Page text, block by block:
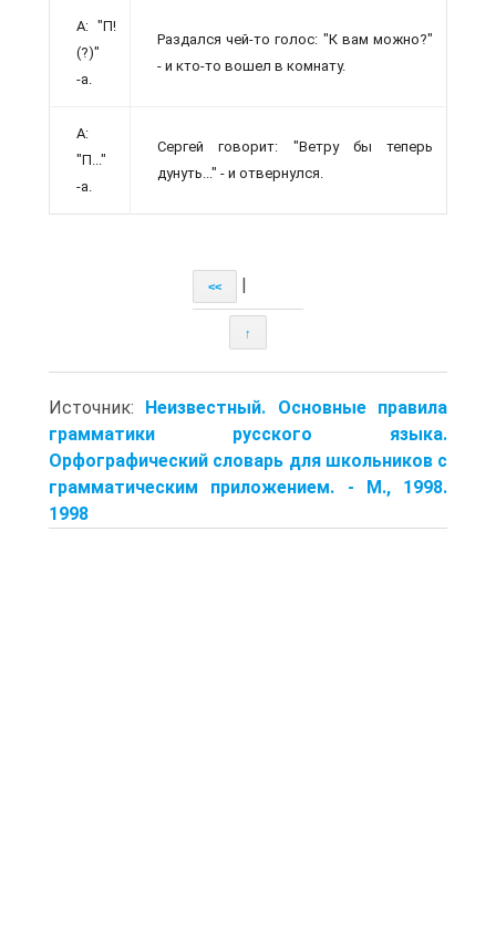
А: "П!
(?)"
-а.
Раздался чей-то голос: "К вам можно?"
- и кто-то вошел в комнату.
А:
"П..."
-а.
Сергей говорит: "Ветру бы теперь
дунуть..." - и отвернулся.
<<
↑
Источник: Неизвестный. Основные правила
грамматики русского языка.
Орфографический словарь для школьников с
грамматическим приложением. - М., 1998.
1998